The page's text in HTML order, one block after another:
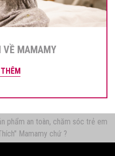
VỀ MAMAMY
phẩm an toàn, chăm sóc trẻ em
Mamamy chứ ?